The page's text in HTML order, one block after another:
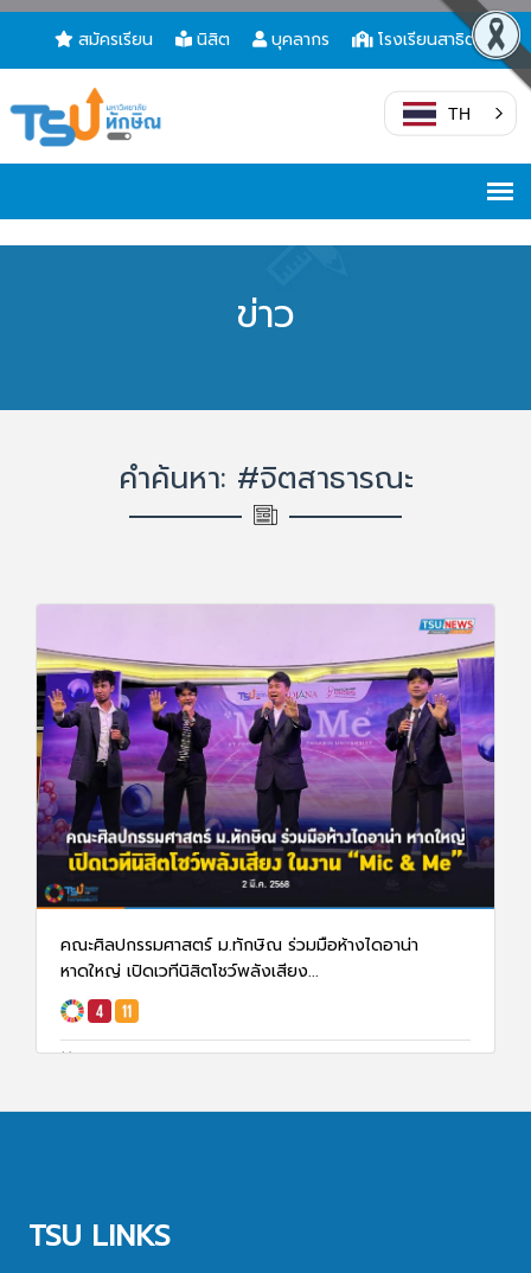
สมัครเรียน นิสิต บุคลากร โรงเรียนสาธิต
TH
ข่าว
คำค้นหา: #จิตสาธารณะ
คณะศิลปกรรมศาสตร์ ม.ทักษิณ ร่วมมือห้างไดอาน่า
หาดใหญ่ เปิดเวทีนิสิตโชว์พลังเสียง...
TSU LINKS